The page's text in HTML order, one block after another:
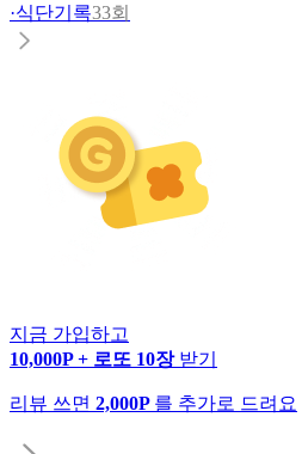
·식단기록33회
지금 가입하고
10,000P + 로또 10장 받기
리뷰 쓰면 2,000P 를 추가로 드려요